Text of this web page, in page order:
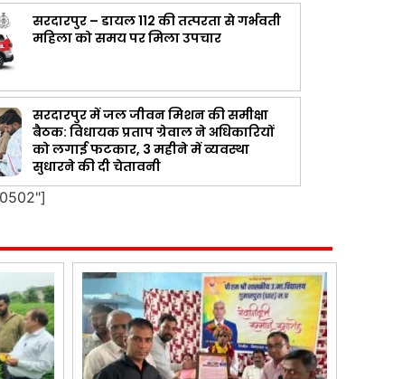
सरदारपुर – डायल 112 की तत्परता से गर्भवती
महिला को समय पर मिला उपचार
सरदारपुर में जल जीवन मिशन की समीक्षा
बैठक: विधायक प्रताप ग्रेवाल ने अधिकारियों
को लगाई फटकार, 3 महीने में व्यवस्था
सुधारने की दी चेतावनी